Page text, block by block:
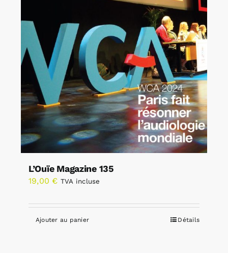
L’Ouïe Magazine 135
19,00 € TVA incluse
Ajouter au panier Détails